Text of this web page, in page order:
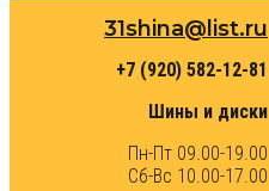
31shina@list.ru
+7 (920) 582-12-81
Шины и диски
Пн-Пт 09.00-19.00
Сб-Вс 10.00-17.00